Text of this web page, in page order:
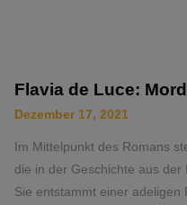
Flavia de Luce:
Dezember 17, 2021
Im Mittelpunkt des Romans
die in der Geschichte aus der
Sie entstammt einer adeligen